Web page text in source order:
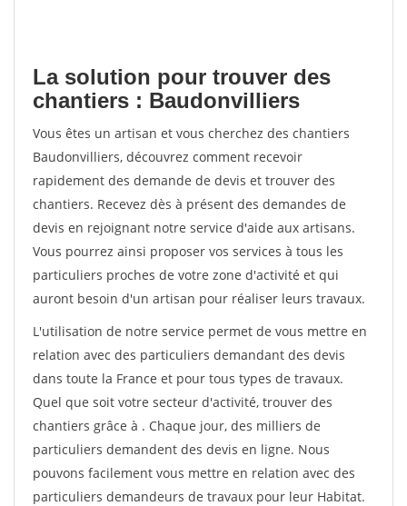
La solution pour trouver des
chantiers : Baudonvilliers
Vous êtes un artisan et vous cherchez des chantiers
Baudonvilliers, découvrez comment recevoir
rapidement des demande de devis et trouver des
chantiers. Recevez dès à présent des demandes de
devis en rejoignant notre service d'aide aux artisans.
Vous pourrez ainsi proposer vos services à tous les
particuliers proches de votre zone d'activité et qui
auront besoin d'un artisan pour réaliser leurs travaux.
L'utilisation de notre service permet de vous mettre en
relation avec des particuliers demandant des devis
dans toute la France et pour tous types de travaux.
Quel que soit votre secteur d'activité, trouver des
chantiers grâce à . Chaque jour, des milliers de
particuliers demandent des devis en ligne. Nous
pouvons facilement vous mettre en relation avec des
particuliers demandeurs de travaux pour leur Habitat.